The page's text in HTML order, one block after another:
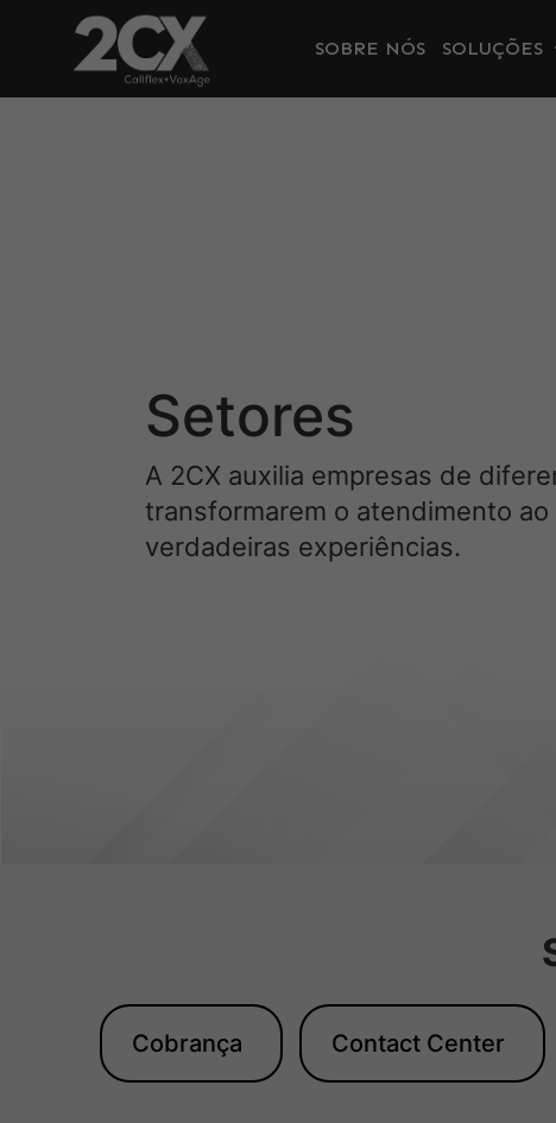
SOBRE NÓS SOLUÇÕES
Setores
A 2CX auxilia empresas de
transformarem o atendimento
verdadeiras experiências.
Cobrança Contact Center